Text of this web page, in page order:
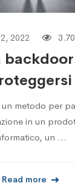
2022
metodo per
in un
un …
Read more